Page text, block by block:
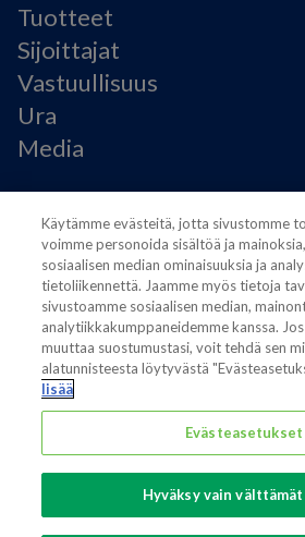
Tuotteet
Sijoittajat
Vastuullisuus
Ura
Media
Käyttöehdot
Modern Slavery Statement
Tietosuojaseloste
Käyttöehdot
Evästeasetukset
Also of interest
Sustainable Packaging Solutions
Media contacts
Käytämme evästeitä, jotta sivustomme
voimme personoida sisältöä ja
sosiaalisen median ominaisuuksia ja
tietoliikennettä. Jaamme myös tietoja
sivustoamme sosiaalisen median,
analytiikkakumppaneidemme kanssa.
muuttaa suostumustasi, voit tehdä sen
alatunnisteesta löytyvästä
lisää
Evästeasetukset
Hyväksy vain